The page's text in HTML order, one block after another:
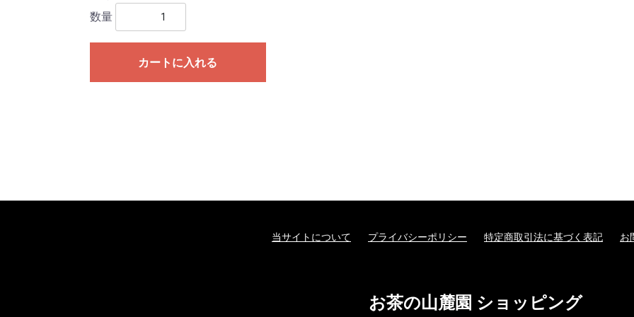
数量
カートに入れる
当サイトについて プライバシーポリシー 特定商取引法に基づく表記 お
お茶の山麓園 ショッピング